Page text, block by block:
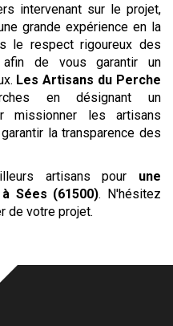
intervenant sur le projet,
grande expérience en la
le respect rigoureux des
afin de vous garantir un
Les Artisans du Perche
en désignant un
missionner les artisans
la transparence des
artisans pour une
à Sées (61500). N'hésitez
de votre projet.